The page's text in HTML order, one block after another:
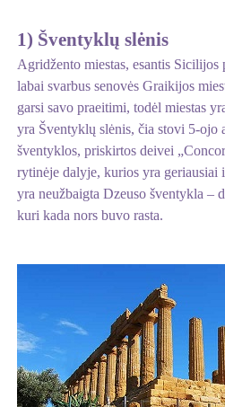
1) Šventyklų slėnis
Agridžento miestas, esantis
labai svarbus senovės Graikijos
garsi savo praeitimi, todėl miestas
yra Šventyklų slėnis, čia stovi 5-ojo
šventyklos, priskirtos deivei
rytinėje dalyje, kurios yra geriausiai
yra neužbaigta Dzeuso šventykla –
kuri kada nors buvo rasta.